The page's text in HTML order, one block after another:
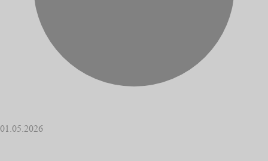
01.05.2026